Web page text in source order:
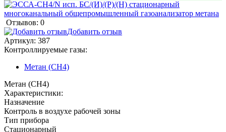
Отзывов: 0
Добавить отзыв
Артикул: 387
Контроллируемые газы:
Метан (CH4)
Метан (CH4)
Характеристики:
Назначение
Контроль в воздухе рабочей зоны
Тип прибора
Стационарный